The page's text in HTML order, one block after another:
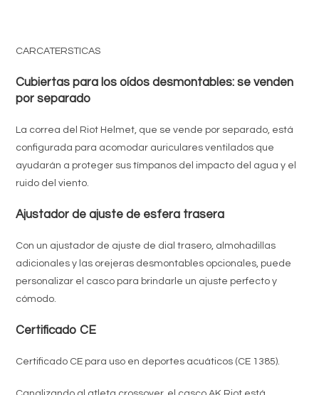
CARCATERSTICAS
Cubiertas para los oídos desmontables: se venden
por separado
La correa del Riot Helmet, que se vende por separado, está
configurada para acomodar auriculares ventilados que
ayudarán a proteger sus tímpanos del impacto del agua y el
ruido del viento.
Ajustador de ajuste de esfera trasera
Con un ajustador de ajuste de dial trasero, almohadillas
adicionales y las orejeras desmontables opcionales, puede
personalizar el casco para brindarle un ajuste perfecto y
cómodo.
Certificado CE
Certificado CE para uso en deportes acuáticos (CE 1385).